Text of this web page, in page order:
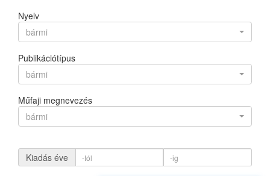
Nyelv
bármi
Publikációtípus
bármi
Műfaji megnevezés
bármi
Kiadás éve